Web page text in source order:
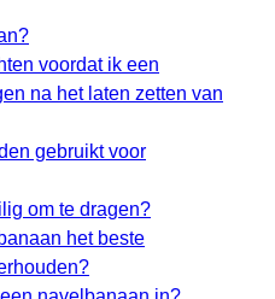
voordat ik een
na het laten zetten van
gebruikt voor
om te dragen?
het beste